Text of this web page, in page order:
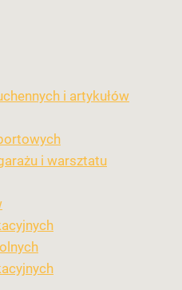
i artykułów
i warsztatu